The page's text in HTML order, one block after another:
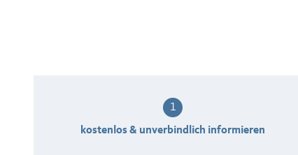
kostenlos & unverbindlich informieren